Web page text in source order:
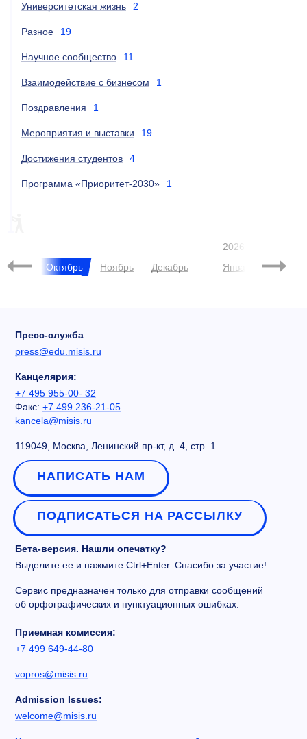
Университетская жизнь 2
Разное 19
Научное сообщество 11
Взаимодействие с бизнесом 1
Поздравления 1
Мероприятия и выставки 19
Достижения студентов 4
Программа «Приоритет-2030» 1
Октябрь Ноябрь Декабрь
2026
Январь
Пресс-служба
press@edu.misis.ru
Канцелярия:
+7 495 955-00- 32
Факс: +7 499 236-21-05
kancela@misis.ru
119049, Москва, Ленинский пр-кт, д. 4, стр. 1
НАПИСАТЬ НАМ
ПОДПИСАТЬСЯ НА РАССЫЛКУ
Бета-версия. Нашли опечатку?
Выделите ее и нажмите Ctrl+Enter. Спасибо за участие!
Сервис предназначен только для отправки сообщений
об орфографических и пунктуационных ошибках.
Приемная комиссия:
+7 499 649-44-80
vopros@misis.ru
Admission Issues:
welcome@misis.ru